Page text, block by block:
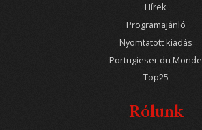
Hírek
Programajánló
Nyomtatott kiadás
Portugieser du Monde
Top25
Rólunk